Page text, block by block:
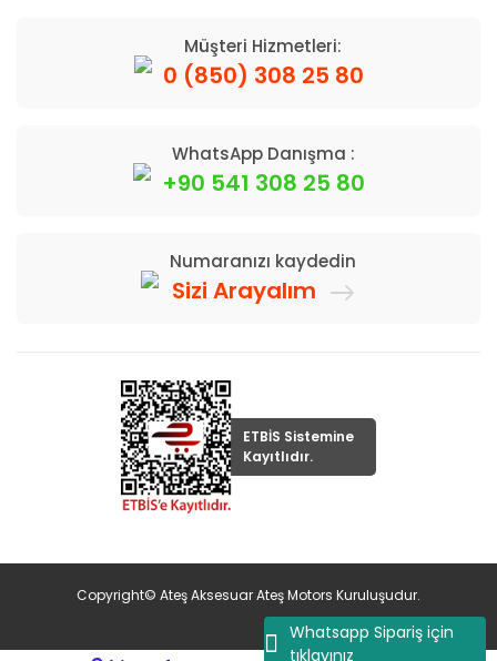
Whatsapp Sipariş için
tıklayınız
Müşteri Hizmetleri:
0 (850) 308 25 80
WhatsApp Danışma :
+90 541 308 25 80
Numaranızı kaydedin
Sizi Arayalım
ETBİS Sistemine
Kayıtlıdır.
Copyright© Ateş Aksesuar Ateş Motors Kuruluşudur.